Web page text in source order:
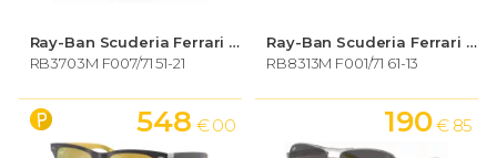
Ray-Ban Scuderia Ferrari Collection
RB3703M F007/71 51-21
Ray-Ban Scuderia Ferrari Collection
RB8313M F001/71 61-13
548 € 00 190 € 85